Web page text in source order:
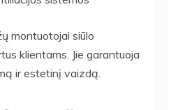
montuotojai siūlo
klientams. Jie garantuoja
ir estetinį vaizdą.